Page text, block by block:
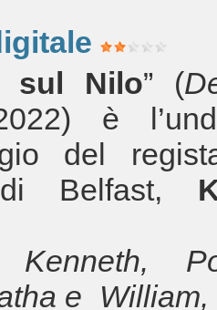
sul Nilo” (
è
del
di Belfast,
e William,